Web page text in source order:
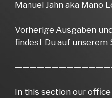
Manuel Jahn aka Mano
Vorherige Ausgaben
findest Du auf unserem
In this section our